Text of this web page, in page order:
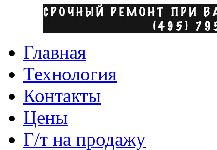
Главная
Технология
Контакты
Цены
Г/т на продажу